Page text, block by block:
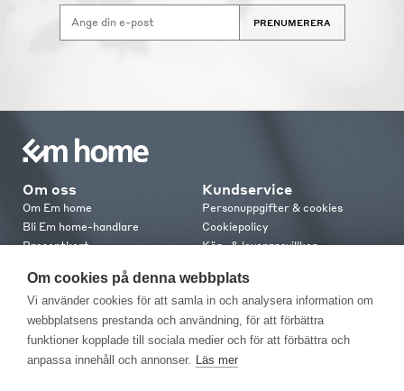
Om cookies på denna webbplats
Vi använder cookies för att samla in och analysera information om
webbplatsens prestanda och användning, för att förbättra
funktioner kopplade till sociala medier och för att förbättra och
anpassa innehåll och annonser. Läs mer
PRENUMERERA
Om oss
Om Em home
Bli Em home-handlare
Presentkort
Em home Club
Medlemsvillkor
Kundservice
Personuppgifter & cookies
Cookiepolicy
Köp- & leveransvillkor
Retur & reklamation
Kontakt
Kontakta oss